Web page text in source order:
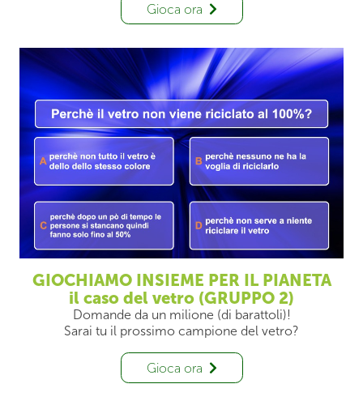
Gioca ora
GIOCHIAMO INSIEME PER IL PIANETA
il caso del vetro (GRUPPO 2)
Domande da un milione (di barattoli)!
Sarai tu il prossimo campione del vetro?
Gioca ora